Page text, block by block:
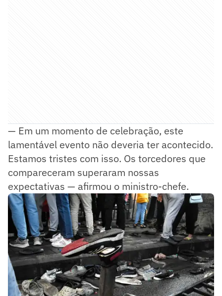
— Em um momento de celebração, este
lamentável evento não deveria ter acontecido.
Estamos tristes com isso. Os torcedores que
compareceram superaram nossas
expectativas — afirmou o ministro-chefe.